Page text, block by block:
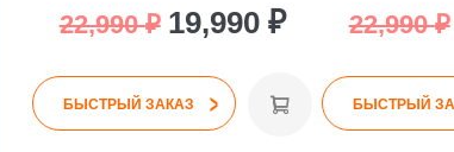
22,990₽ Первоначальная
составляла
19,990 ₽Текущая
19,990 ₽.
БЫСТРЫЙ ЗАКАЗ >
22,990₽
БЫСТРЫЙ